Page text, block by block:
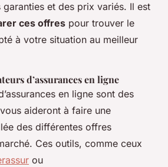
et des prix variés. Il est
ces offres pour trouver le
à votre situation au meilleur
d’assurances en ligne
en ligne sont des
aideront à faire une
des différentes offres
Ces outils, comme ceux
ou